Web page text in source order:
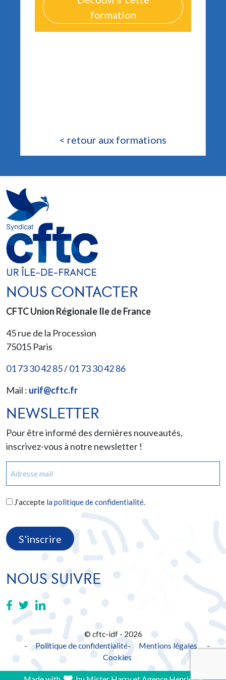
formation
< retour aux formations
NOUS CONTACTER
CFTC Union Régionale Ile de France
45 rue de la Procession
75015 Paris
01 73 30 42 85/01 73 30 42 86
Mail : urif@cftc.fr
NEWSLETTER
Pour être informé des dernières nouveautés,
inscrivez-vous à notre newsletter !
mail
RGPD
J’accepte la politique de confidentialité.
NOUS SUIVRE
© cftc-idf - 2026
Politique de confidentialité
Mentions légales
-
Cookies